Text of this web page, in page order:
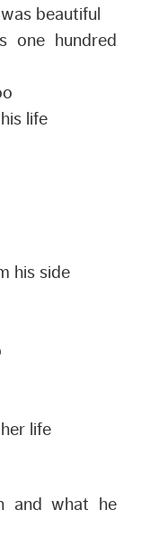
beautiful
one hundred
life
his side
life
and what he